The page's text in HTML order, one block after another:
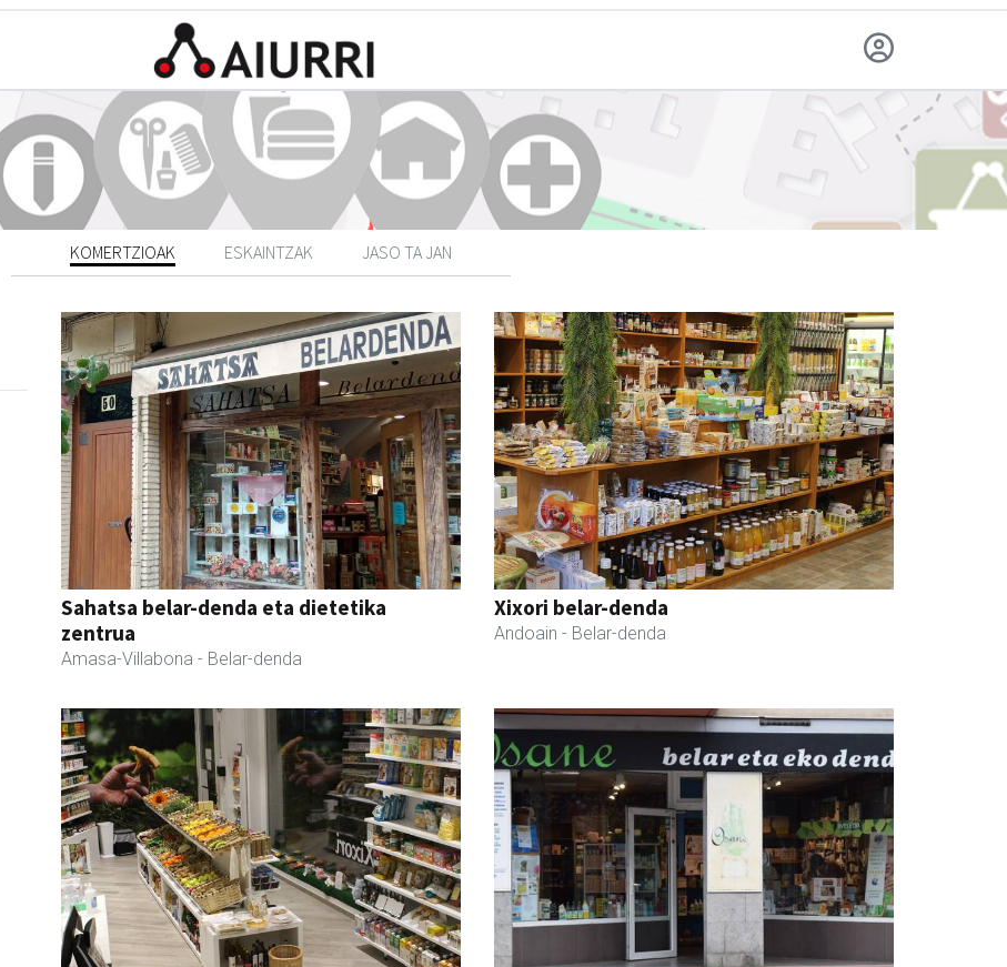
KOMERTZIOAK ESKAINTZAK JASO TA JAN
Sahatsa belar-denda eta dietetika
zentrua
Amasa-Villabona - Belar-denda
Xixori belar-denda
Andoain - Belar-denda